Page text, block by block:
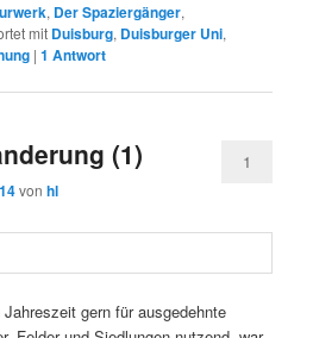
, Der Spaziergänger,
mit Duisburg, Duisburger Uni,
|1 Antwort
(1)
vonhl
1
gern für ausgedehnte